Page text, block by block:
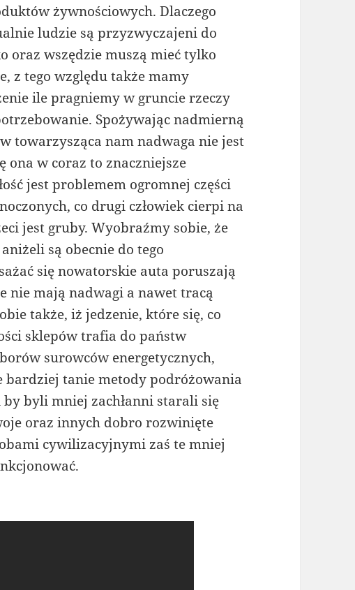
żywnościowych. Dlaczego
ludzie są przyzwyczajeni do
oraz wszędzie muszą mieć tylko
z tego względu także mamy
ile pragniemy w gruncie rzeczy
Spożywając nadmierną
towarzysząca nam nadwaga nie jest
ona w coraz to znaczniejsze
jest problemem ogromnej części
co drugi człowiek cierpi na
jest gruby. Wyobraźmy sobie, że
są obecnie do tego
się nowatorskie auta poruszają
nie mają nadwagi a nawet tracą
także, iż jedzenie, które się, co
sklepów trafia do państw
surowców energetycznych,
bardziej tanie metody podróżowania
by byli mniej zachłanni starali się
oraz innych dobro rozwinięte
cywilizacyjnymi zaś te mniej